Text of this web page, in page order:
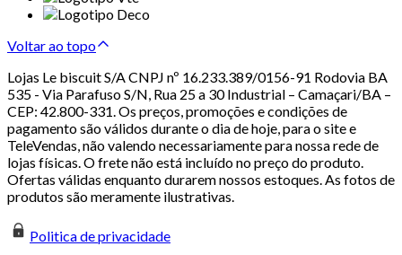
Voltar ao topo
Lojas Le biscuit S/A CNPJ nº 16.233.389/0156-91 Rodovia BA
535 - Via Parafuso S/N, Rua 25 a 30 Industrial – Camaçari/BA –
CEP: 42.800-331. Os preços, promoções e condições de
pagamento são válidos durante o dia de hoje, para o site e
TeleVendas, não valendo necessariamente para nossa rede de
lojas físicas. O frete não está incluído no preço do produto.
Ofertas válidas enquanto durarem nossos estoques. As fotos de
produtos são meramente ilustrativas.
Politica de privacidade